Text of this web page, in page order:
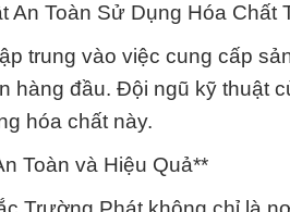
An Toàn Sử Dụng Hóa Chất
trung vào việc cung cấp
hàng đầu. Đội ngũ kỹ thuật
hóa chất này.
Toàn và Hiệu Quả**